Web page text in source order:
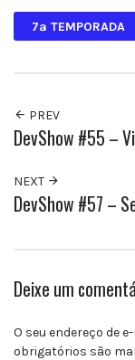
7ª TEMPORADA
PREV
DevShow #55 –
NEXT
DevShow #57 –
Deixe um
O seu endereço de
obrigatórios são